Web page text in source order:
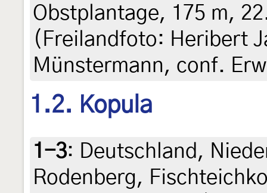
Obstplantage, 175 m,
(Freilandfoto: Heribert
Münstermann, conf.
1.2. Kopula
1-3: Deutschland,
Rodenberg,